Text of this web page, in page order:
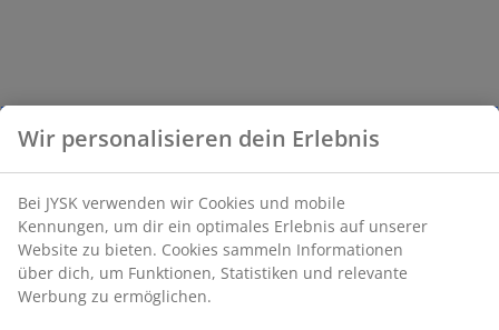
Wir personalisieren dein Erlebnis
Bei JYSK verwenden wir Cookies und mobile
Kennungen, um dir ein optimales Erlebnis auf unserer
Website zu bieten. Cookies sammeln Informationen
über dich, um Funktionen, Statistiken und relevante
Werbung zu ermöglichen.